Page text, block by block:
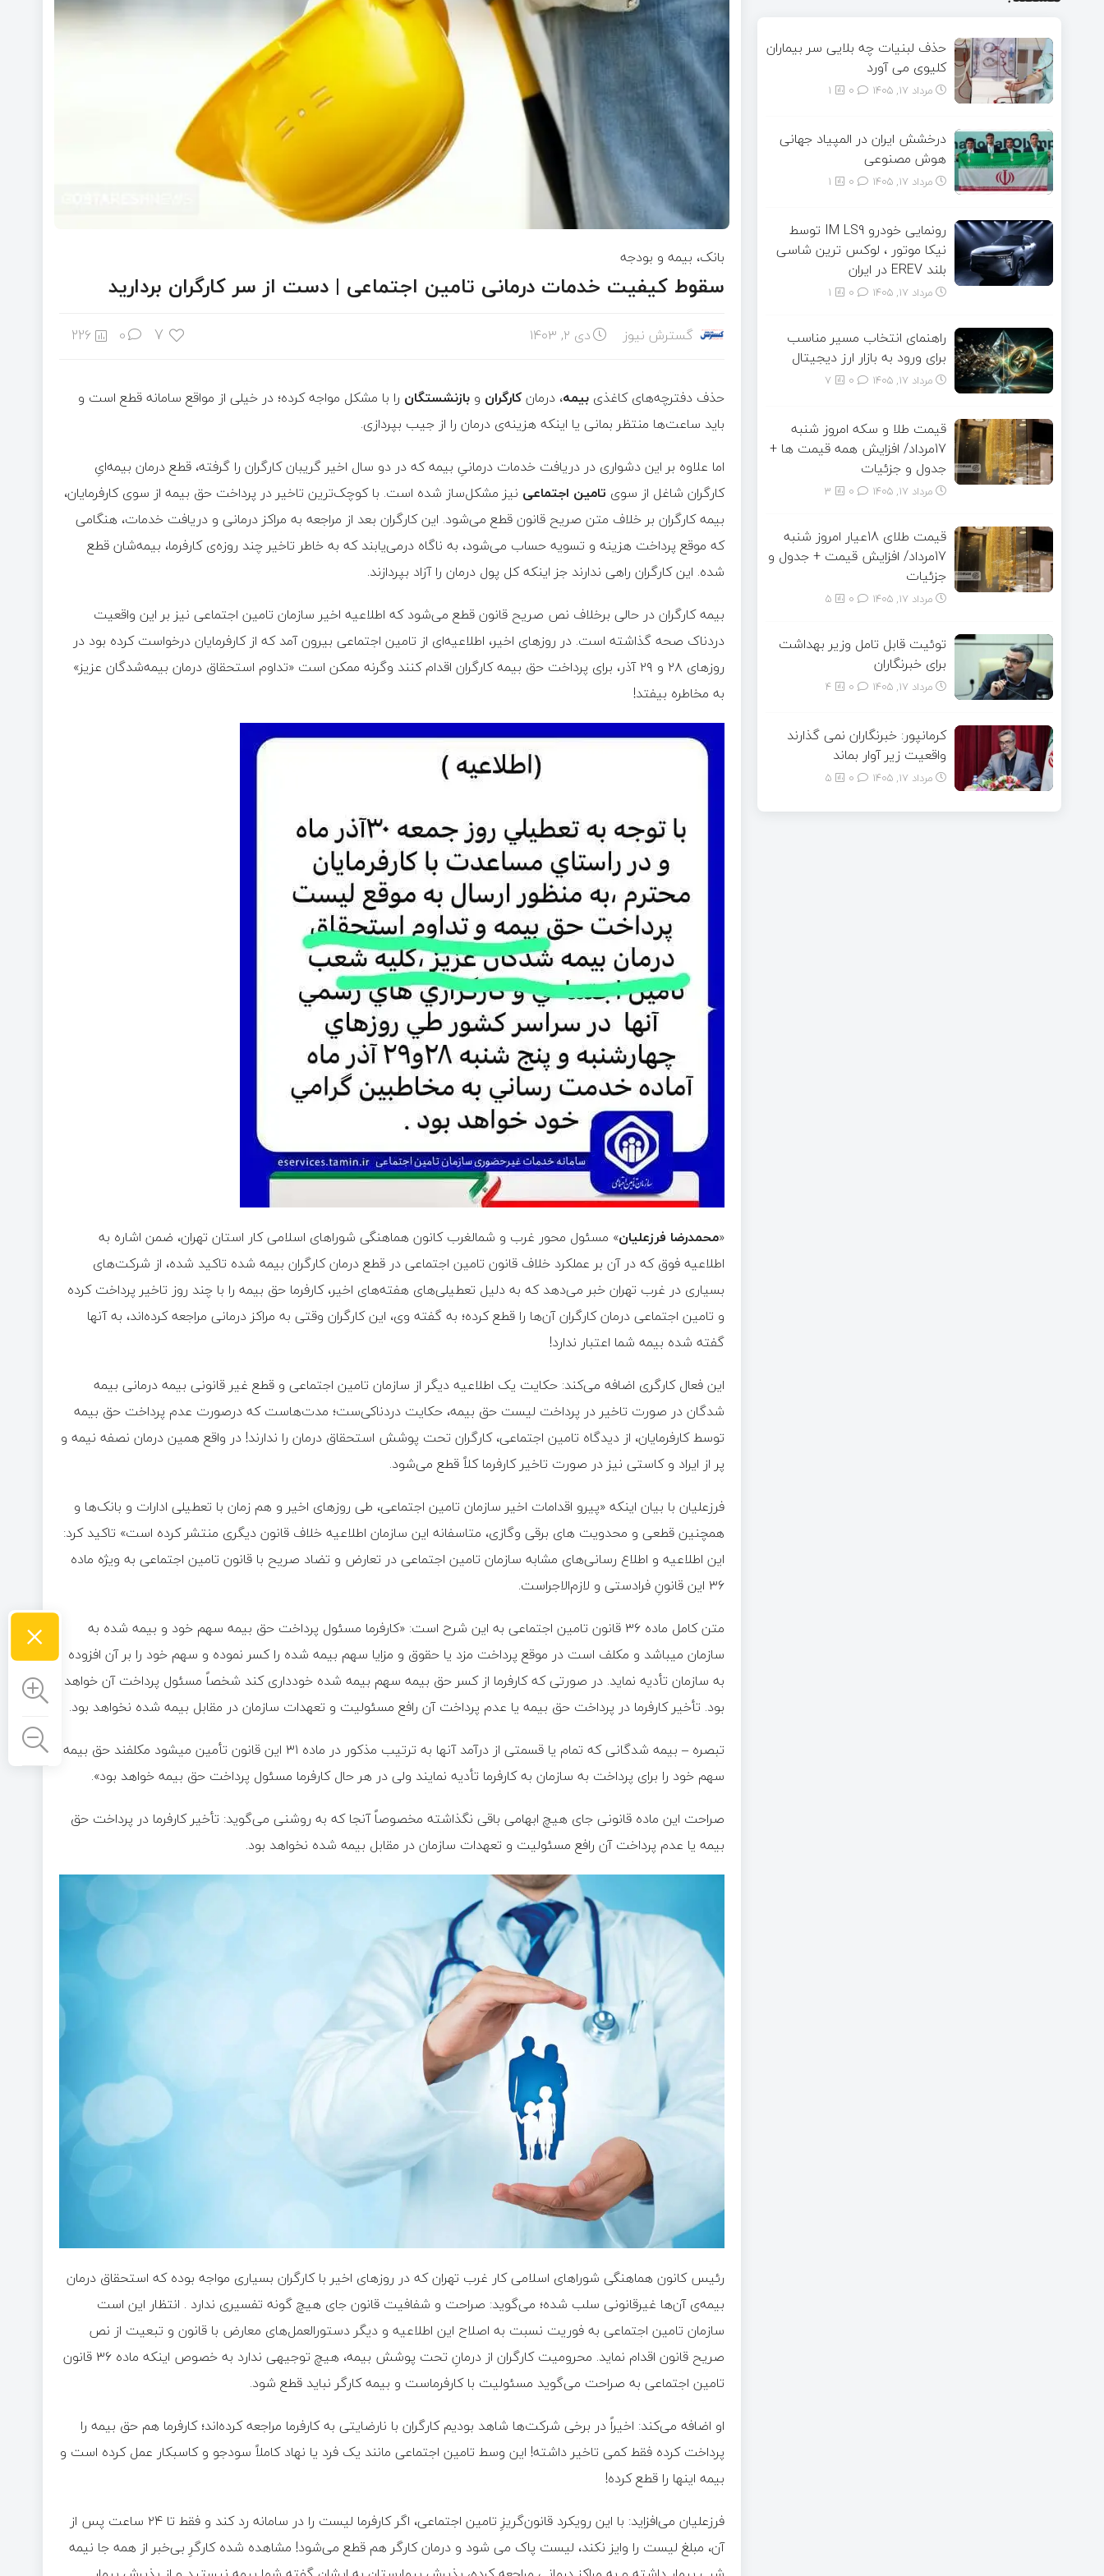
بانک، بیمه و بودجه
سقوط کیفیت خدمات درمانی تامین اجتماعی | دست از سر کارگران بردارید
گسترش نیوز دی ۲, ۱۴۰۳ 7
0
226
حذف دفترچه‌های کاغذی بیمه، درمانکارگران و بازنشستگان را با مشکل مواجه کرده؛ در خیلی از مواقع سامانه قطع است و
باید ساعت‌ها منتظر بمانی یا اینکه هزینه‌ی درمان را از جیب بپردازی.
اما علاوه بر این دشواری در دریافت خدمات درمانیِ بیمه که در دو سال اخیر گریبان کارگران را گرفته، قطع درمان بیمه‌ایِ
کارگران شاغل از سوی تامین اجتماعی نیز مشکل‌ساز شده است. با کوچک‌ترین تاخیر در پرداخت حق بیمه از سوی کارفرمایان،
بیمه کارگران بر خلاف متن صریح قانون قطع می‌شود. این کارگران بعد از مراجعه به مراکز درمانی و دریافت خدمات، هنگامی
که موقع پرداخت هزینه و تسویه حساب می‌شود، به ناگاه درمی‌یابند که به خاطر تاخیر چند روزه‌ی کارفرما، بیمه‌شان قطع
شده. این کارگران راهی ندارند جز اینکه کل پول درمان را آزاد بپردازند.
بیمه کارگران در حالی برخلاف نص صریح قانون قطع می‌شود که اطلاعیه اخیر سازمان تامین اجتماعی نیز بر این واقعیت
دردناک صحه گذاشته است. در روزهای اخیر، اطلاعیه‌ای از تامین اجتماعی بیرون آمد که از کارفرمایان درخواست کرده بود در
روزهای ۲۸ و ۲۹ آذر، برای پرداخت حق بیمه کارگران اقدام کنند وگرنه ممکن است «تداوم استحقاق درمان بیمه‌شدگان عزیز»
به مخاطره بیفتد!
«محمدرضا فرزعلیان» مسئول محور غرب و شمالغرب کانون هماهنگی شوراهای اسلامی کار استان تهران، ضمن اشاره به
اطلاعیه فوق که در آن بر عملکرد خلاف قانون تامین اجتماعی در قطع درمان کارگران بیمه شده تاکید شده، از شرکت‌های
بسیاری در غرب تهران خبر می‌دهد که به دلیل تعطیلی‌های هفته‌های اخیر، کارفرما حق بیمه را با چند روز تاخیر پرداخت کرده
و تامین اجتماعی درمان کارگران آن‌ها را قطع کرده؛ به گفته وی، این کارگران وقتی به مراکز درمانی مراجعه کرده‌اند، به آنها
گفته شده بیمه شما اعتبار ندارد!
این فعال کارگری اضافه می‌کند: حکایت یک اطلاعیه دیگر از سازمان تامین اجتماعی و قطع غیر قانونی بیمه درمانی بیمه
شدگان در صورت تاخیر در پرداخت لیست حق بیمه، حکایت دردناکی‌ست؛ مدت‌هاست که درصورت عدم پرداخت حق بیمه
توسط کارفرمایان، از دیدگاه تامین اجتماعی، کارگران تحت پوشش استحقاق درمان را ندارند! در واقع همین درمان نصفه نیمه و
پر از ایراد و کاستی نیز در صورت تاخیر کارفرما کلاً قطع می‌شود.
فرزعلیان با بیان اینکه «پیرو اقدامات اخیر سازمان تامین اجتماعی، طی روزهای اخیر و هم زمان با تعطیلی ادارات و بانک‌ها و
همچنین قطعی و محدویت های برقی وگازی، متاسفانه این سازمان اطلاعیه خلاف قانون دیگری منتشر کرده است» تاکید کرد:
این اطلاعیه و اطلاع رسانی‌های مشابه سازمان تامین اجتماعی در تعارض و تضاد صریح با قانون تامین اجتماعی به ویژه ماده
۳۶ این قانونِ فرادستی و لازم‌الاجراست.
متن کامل ماده ۳۶ قانون تامین اجتماعی به این شرح است: «کارفرما مسئول پرداخت حق بیمه سهم خود و بیمه شده به
سازمان میباشد و مکلف است در موقع پرداخت مزد یا حقوق و مزایا سهم‌ بیمه شده را کسر نموده و سهم خود را بر آن افزوده
به سازمان تأدیه نماید. ‌در صورتی که کارفرما از کسر حق بیمه سهم بیمه شده خودداری کند شخصاً مسئول پرداخت آن خواهد
بود. تأخیر کارفرما در پرداخت حق بیمه یا عدم ‌پرداخت آن رافع مسئولیت و تعهدات سازمان در مقابل بیمه شده نخواهد بود.
تبصره – بیمه‌ شدگانی که تمام یا قسمتی از درآمد آنها به ترتیب مذکور در ماده ۳۱ این قانون تأمین میشود مکلفند حق بیمه
سهم خود را برای ‌پرداخت به سازمان به کارفرما تأدیه نمایند ولی در هر حال کارفرما مسئول پرداخت حق بیمه خواهد بود».
صراحت این ماده قانونی جای هیچ ابهامی باقی نگذاشته مخصوصاً آنجا که به روشنی می‌گوید: تأخیر کارفرما در پرداخت حق
بیمه یا عدم ‌پرداخت آن رافع مسئولیت و تعهدات سازمان در مقابل بیمه شده نخواهد بود.
رئیس کانون هماهنگی شوراهای اسلامی کار غرب تهران که در روزهای اخیر با کارگران بسیاری مواجه بوده که استحقاق درمان
بیمه‌ی آن‌ها غیرقانونی سلب شده؛ می‌گوید: صراحت و شفافیت قانون جای هیچ گونه تفسیری ندارد . انتظار این است
سازمان تامین اجتماعی به فوریت نسبت به اصلاح این اطلاعیه و دیگر دستورالعمل‌های معارض با قانون و تبعیت از نص
صریح قانون اقدام نماید. محرومیت کارگران از درمانِ تحت پوشش بیمه، هیچ توجیهی ندارد به خصوص اینکه ماده ۳۶ قانون
تامین اجتماعی به صراحت می‌گوید مسئولیت با کارفرماست و بیمه کارگر نباید قطع شود.
او اضافه می‌کند: اخیراً در برخی شرکت‌ها شاهد بودیم کارگران با نارضایتی به کارفرما مراجعه کرده‌اند؛ کارفرما هم حق بیمه را
پرداخت کرده فقط کمی تاخیر داشته! این وسط تامین اجتماعی مانند یک فرد یا نهاد کاملاً سودجو و کاسبکار عمل کرده است و
بیمه اینها را قطع کرده!
فرزعلیان می‌افزاید: با این رویکرد قانون‌گریزِ تامین اجتماعی، اگر کارفرما لیست را در سامانه رد کند و فقط تا ۲۴ ساعت پس از
آن، مبلغ لیست را وایز نکند، لیست پاک می شود و درمان کارگر هم قطع می‌شود! مشاهده شده کارگرِ بی‌خبر از همه جا نیمه
حذف لبنیات چه بلایی سر بیماران
کلیوی می آورد
مرداد ۱۷, ۱۴۰۵ 1
درخشش ایران در المپیاد جهانی
هوش مصنوعی
مرداد ۱۷, ۱۴۰۵ 1
رونمایی خودرو IM LS9 توسط
نیکا موتور ، لوکس ترین شاسی
بلند EREV در ایران
مرداد ۱۷, ۱۴۰۵ 1
راهنمای انتخاب مسیر مناسب
برای ورود به بازار ارز دیجیتال
مرداد ۱۷, ۱۴۰۵ 7
قیمت طلا و سکه امروز شنبه
17مرداد/ افزایش همه قیمت ها +
جدول و جزئیات
مرداد ۱۷, ۱۴۰۵ 3
قیمت طلای 18عیار امروز شنبه
17مرداد/ افزایش قیمت + جدول و
جزئیات
مرداد ۱۷, ۱۴۰۵ 5
توئیت قابل تامل وزیر بهداشت
برای خبرنگاران
مرداد ۱۷, ۱۴۰۵ 4
کرمانپور: خبرنگاران نمی گذارند
واقعیت زیر آوار بماند
مرداد ۱۷, ۱۴۰۵ 5
×